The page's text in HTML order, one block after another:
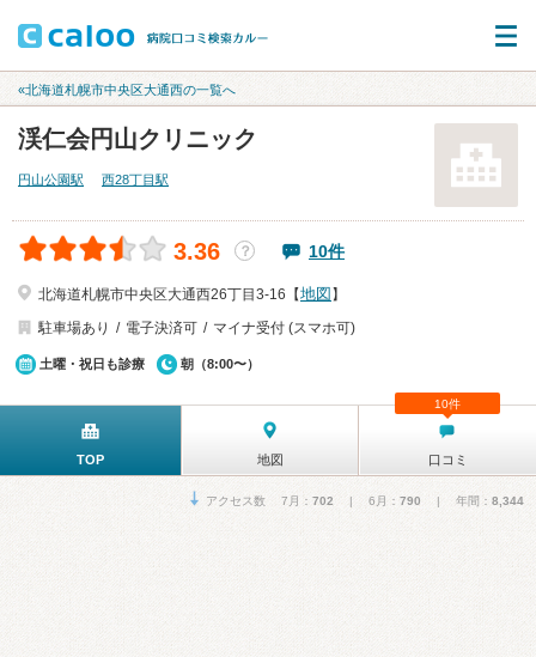
«北海道札幌市中央区大通西の一覧へ
渓仁会円山クリニック
円山公園駅 西28丁目駅
3.36 ？ 10件
北海道札幌市中央区大通西26丁目3-16【地図 】
駐車場あり
電子決済可 マイナ受付 (スマホ可)
土曜・祝日も診療 朝（8:00〜）
TOP 地図 口コミ
10件
アクセス数 7月： 702 | 6月： 790 | 年間： 8,344